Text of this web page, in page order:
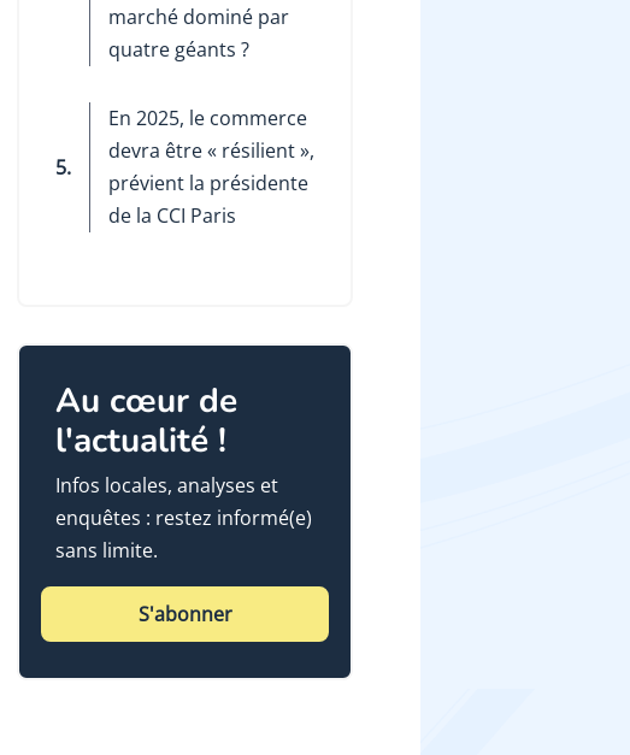
marché dominé par
quatre géants ?
5.
En 2025, le commerce
devra être « résilient »,
prévient la présidente
de la CCI Paris
Au cœur de
l'actualité !
Infos locales, analyses et
enquêtes : restez informé(e)
sans limite.
S'abonner